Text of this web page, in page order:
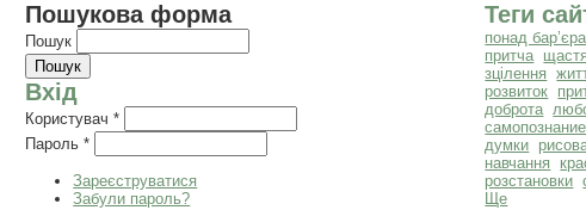
Пошукова форма
Пошук
Вхід
Користувач*
Пароль*
Зареєструватися
Забули пароль?
Теги
понад
притча щастя
зцілення
розвиток
доброта
самопознание
думки
навчання
розстановки
Ще